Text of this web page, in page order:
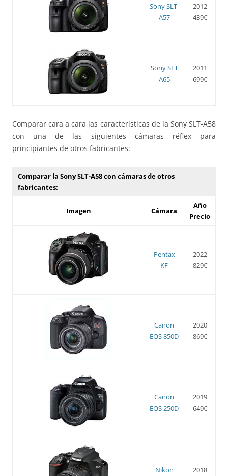
Sony SLT-
A57
2012
439€
Sony SLT
A65
2011
699€
Comparar cara a cara las características de la Sony SLT-A58
con una de las siguientes cámaras réflex para
principiantes de otros fabricantes:
Comparar la Sony SLT-A58 con cámaras de otros
fabricantes:
Imagen Cámara
Año
Precio
Pentax
KF
2022
829€
Canon
EOS 850D
2020
869€
Canon
EOS 250D
2019
649€
Nikon 2018